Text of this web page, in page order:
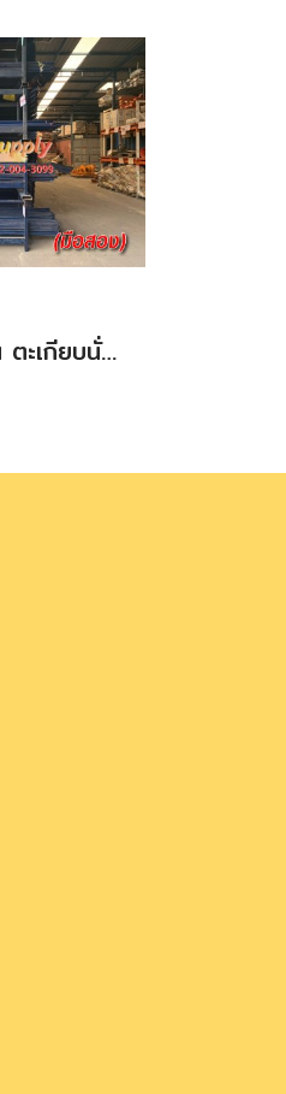
กากบาทนั่งร้าน ตะเกียบนั่งร้าน มือสอง(สภาพดี) ขนาด 0.50 m.